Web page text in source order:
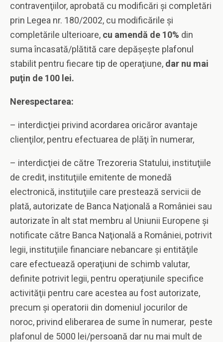
contravenţiilor, aprobată cu modificări şi completări
prin Legea nr. 180/2002, cu modificările şi
completările ulterioare, cu amendă de 10% din
suma încasată/plătită care depăşeşte plafonul
stabilit pentru fiecare tip de operaţiune, dar nu mai
puţin de 100 lei.
Nerespectarea:
– interdicţiei privind acordarea oricăror avantaje
clienţilor, pentru efectuarea de plăţi în numerar,
– interdicţiei de către Trezoreria Statului, instituţiile
de credit, instituţiile emitente de monedă
electronică, instituţiile care prestează servicii de
plată, autorizate de Banca Naţională a României sau
autorizate în alt stat membru al Uniunii Europene şi
notificate către Banca Naţională a României, potrivit
legii, instituţiile financiare nebancare şi entităţile
care efectuează operaţiuni de schimb valutar,
definite potrivit legii, pentru operaţiunile specifice
activităţii pentru care acestea au fost autorizate,
precum şi operatorii din domeniul jocurilor de
noroc, privind eliberarea de sume în numerar, peste
plafonul de 5000 lei/persoană dar nu mai mult de